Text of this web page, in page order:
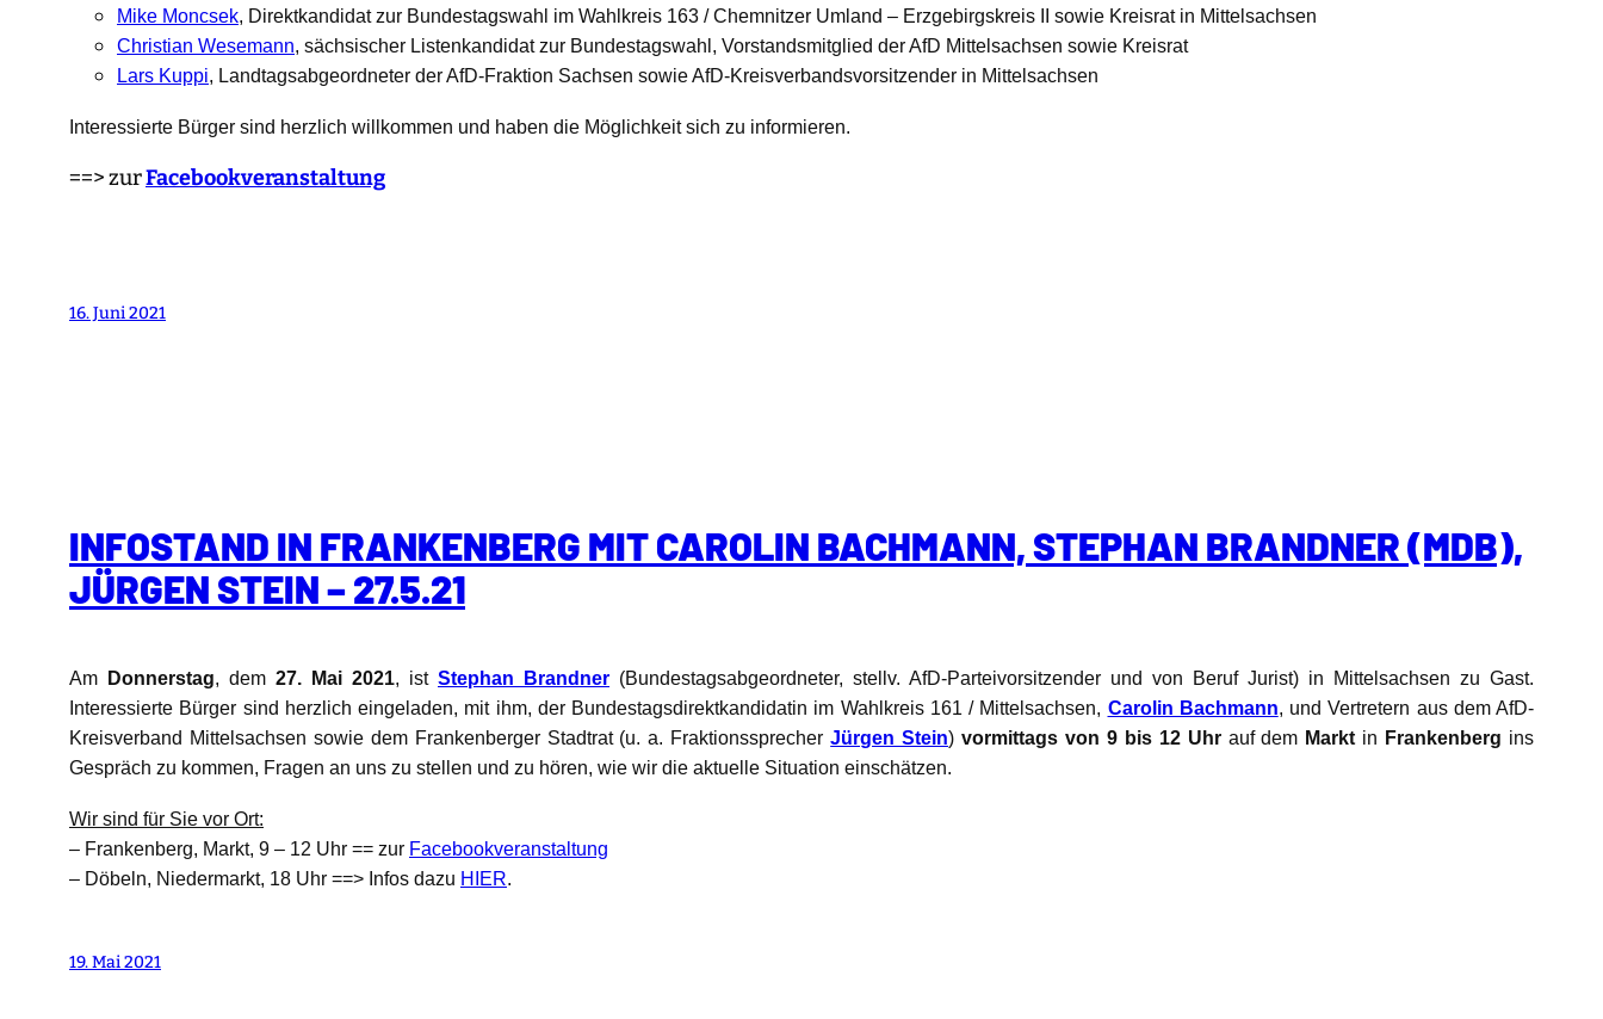
Mike Moncsek, Direktkandidat zur Bundestagswahl im Wahlkreis 163 / Chemnitzer Umland – Erzgebirgskreis II sowie Kreisrat in Mittelsachsen
Christian Wesemann, sächsischer Listenkandidat zur Bundestagswahl, Vorstandsmitglied der AfD Mittelsachsen sowie Kreisrat
Lars Kuppi, Landtagsabgeordneter der AfD-Fraktion Sachsen sowie AfD-Kreisverbandsvorsitzender in Mittelsachsen
Interessierte Bürger sind herzlich willkommen und haben die Möglichkeit sich zu informieren.
==> zurFacebookveranstaltung
16. Juni 2021
INFOSTAND IN FRANKENBERG MIT CAROLIN BACHMANN, STEPHAN BRANDNER (MDB),
JÜRGEN STEIN – 27.5.21
Am Donnerstag, dem 27. Mai 2021, ist Stephan Brandner (Bundestagsabgeordneter, stellv. AfD-Parteivorsitzender und von Beruf Jurist) in Mittelsachsen zu Gast.
Interessierte Bürger sind herzlich eingeladen, mit ihm, der Bundestagsdirektkandidatin im Wahlkreis 161 / Mittelsachsen, Carolin Bachmann, und Vertretern aus dem AfD-
Kreisverband Mittelsachsen sowie dem Frankenberger Stadtrat (u. a. FraktionssprecherJürgen Stein)vormittags von 9 bis 12 Uhr auf dem Markt in Frankenberg ins
Gespräch zu kommen, Fragen an uns zu stellen und zu hören, wie wir die aktuelle Situation einschätzen.
Wir sind für Sie vor Ort:
– Frankenberg, Markt, 9 – 12 Uhr == zur Facebookveranstaltung
– Döbeln, Niedermarkt, 18 Uhr ==> Infos dazu HIER.
19. Mai 2021